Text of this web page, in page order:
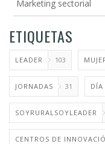
Marketing sectorial
ETIQUETAS
LEADER 103
JORNADAS 31 DÍA
SOYRURALSOYLEADER
CENTROS DE